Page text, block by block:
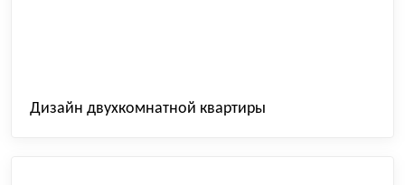
Дизайн двухкомнатной квартиры